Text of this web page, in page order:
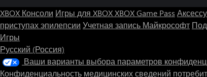
XBOX Консоли Игры для XBOXXBOX Game Pass
приступах эпилепсии Учетная запись Майкрософт
Игры
Русский (Россия)
Ваши варианты выбора параметров
Конфиденциальность медицинских сведений